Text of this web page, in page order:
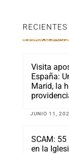
RECIENTES
Visita
España:
Marid, la
JUNIO 11,
SCAM:
en la